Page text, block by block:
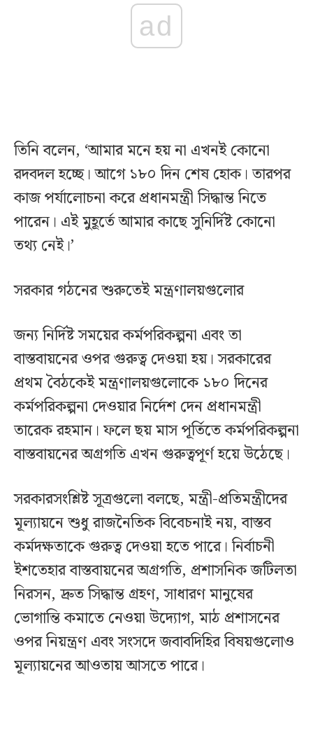
ad
তিনি বলেন, ‘আমার মনে হয় না এখনই কোনো
রদবদল হচ্ছে। আগে ১৮০ দিন শেষ হোক। তারপর
কাজ পর্যালোচনা করে প্রধানমন্ত্রী সিদ্ধান্ত নিতে
পারেন। এই মুহূর্তে আমার কাছে সুনির্দিষ্ট কোনো
তথ্য নেই।’
সরকার গঠনের শুরুতেই মন্ত্রণালয়গুলোর
জন্য নির্দিষ্ট সময়ের কর্মপরিকল্পনা এবং তা
বাস্তবায়নের ওপর গুরুত্ব দেওয়া হয়। সরকারের
প্রথম বৈঠকেই মন্ত্রণালয়গুলোকে ১৮০ দিনের
কর্মপরিকল্পনা দেওয়ার নির্দেশ দেন প্রধানমন্ত্রী
তারেক রহমান। ফলে ছয় মাস পূর্তিতে কর্মপরিকল্পনা
বাস্তবায়নের অগ্রগতি এখন গুরুত্বপূর্ণ হয়ে উঠেছে।
সরকারসংশ্লিষ্ট সূত্রগুলো বলছে, মন্ত্রী-প্রতিমন্ত্রীদের
মূল্যায়নে শুধু রাজনৈতিক বিবেচনাই নয়, বাস্তব
কর্মদক্ষতাকে গুরুত্ব দেওয়া হতে পারে। নির্বাচনী
ইশতেহার বাস্তবায়নের অগ্রগতি, প্রশাসনিক জটিলতা
নিরসন, দ্রুত সিদ্ধান্ত গ্রহণ, সাধারণ মানুষের
ভোগান্তি কমাতে নেওয়া উদ্যোগ, মাঠ প্রশাসনের
ওপর নিয়ন্ত্রণ এবং সংসদে জবাবদিহির বিষয়গুলোও
মূল্যায়নের আওতায় আসতে পারে।